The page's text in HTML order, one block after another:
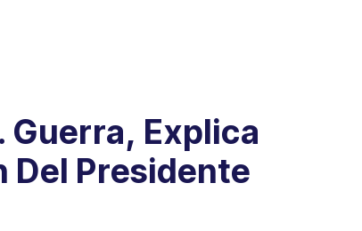
Guerra, Explica
Del Presidente